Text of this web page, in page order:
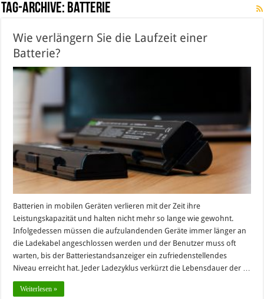
Tag-Archive: batterie
Wie verlängern Sie die Laufzeit einer
Batterie?
Batterien in mobilen Geräten verlieren mit der Zeit ihre
Leistungskapazität und halten nicht mehr so lange wie gewohnt.
Infolgedessen müssen die aufzulandenden Geräte immer länger an
die Ladekabel angeschlossen werden und der Benutzer muss oft
warten, bis der Batteriestandsanzeiger ein zufriedenstellendes
Niveau erreicht hat. Jeder Ladezyklus verkürzt die Lebensdauer der …
Weiterlesen »